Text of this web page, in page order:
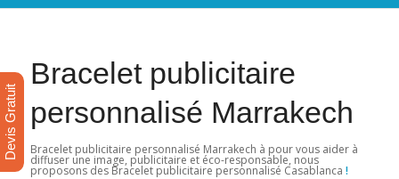
Bracelet publicitaire
personnalisé Marrakech
Bracelet publicitaire personnalisé Marrakech à pour vous aider à
diffuser une image, publicitaire et éco-responsable, nous
proposons des Bracelet publicitaire personnalisé Casablanca !
Devis Gratuit